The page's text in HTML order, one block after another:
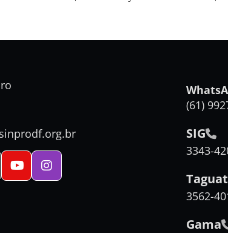
(61)
SIG
3343-
3562-
Gama